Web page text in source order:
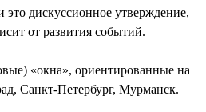
дискуссионное утверждение,
от развития событий.
«окна», ориентированные на
Санкт-Петербург, Мурманск.